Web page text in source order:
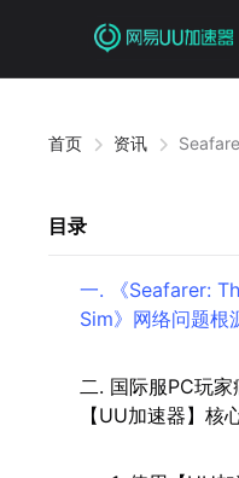
首页 资讯
目录
一. 《Seafarer:
Sim》网络问题根
二. 国际服PC玩家
【UU加速器】核